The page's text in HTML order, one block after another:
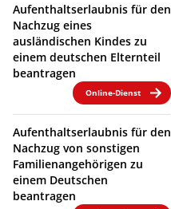
Aufenthaltserlaubnis für den
Nachzug eines
ausländischen Kindes zu
einem deutschen Elternteil
beantragen
Online-Dienst
Aufenthaltserlaubnis für den
Nachzug von sonstigen
Familienangehörigen zu
einem Deutschen
beantragen